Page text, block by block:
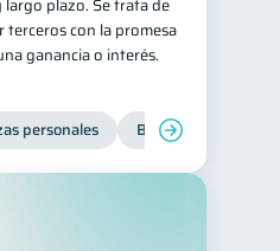
plazo. Se trata de
con la promesa
ganancia o interés.
personales Bienestar financiero